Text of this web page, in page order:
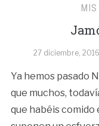
MIS
27 diciembre, 2016
Ya hemos pasado
que muchos,
que habéis comido